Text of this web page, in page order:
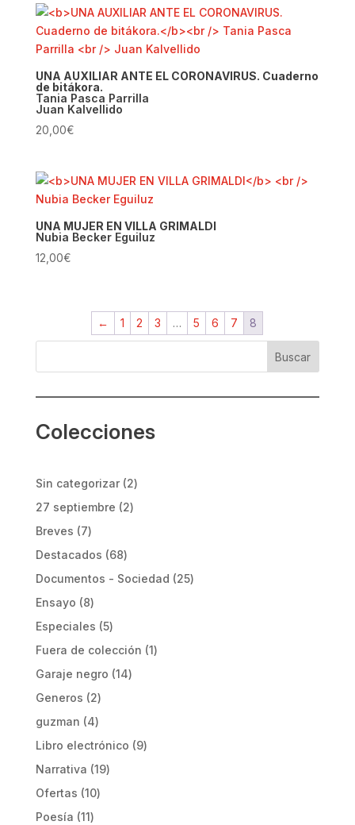
UNA AUXILIAR ANTE EL CORONAVIRUS. Cuaderno
de bitákora.
Tania Pasca Parrilla
Juan Kalvellido
20,00€
UNA MUJER EN VILLA GRIMALDI
Nubia Becker Eguiluz
12,00€
← 1 2 3 … 5 6 7 8
Buscar
Colecciones
Sin categorizar 22
27 septiembre 22
Breves 77
productos
Destacados 6868
productos
Documentos - Sociedad 2525
Ensayo 88
productos
Especiales 55
productos
Fuera de colección 11
Garaje negro 1414
Generos 22
productos
guzman 44
productos
Libro electrónico 99
Narrativa 1919
Ofertas 1010
Poesía 1111